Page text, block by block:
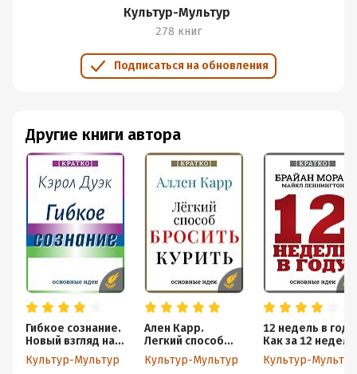
Подробная информация
1 января 2025
56342
Год издания:2024
Культур-Мультур
278 книг
Подписаться на обновления
Другие книги автора
Гибкое сознание.
Новый взгляд на
психологию
развития
Культур-Мультур
Ален Карр.
Легкий способ
бросить курить.
Кратко
Культур-Мультур
12 недель в году.
Как за 12 недель
сделать больше,
чем за год.
Культур-Мультур